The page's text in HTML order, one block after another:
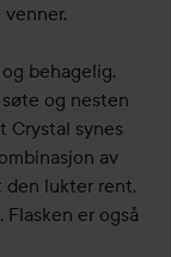
behagelig.
og nesten
Crystal synes
av
lukter rent,
er også